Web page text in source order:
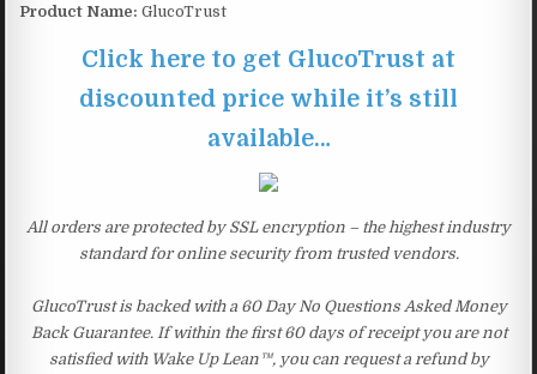
Product Name: GlucoTrust
Click here to get GlucoTrust at
discounted price while it’s still
available…
All orders are protected by SSL encryption – the highest industry
standard for online security from trusted vendors.
GlucoTrust is backed with a 60 Day No Questions Asked Money
Back Guarantee. If within the first 60 days of receipt you are not
satisfied with Wake Up Lean™, you can request a refund by